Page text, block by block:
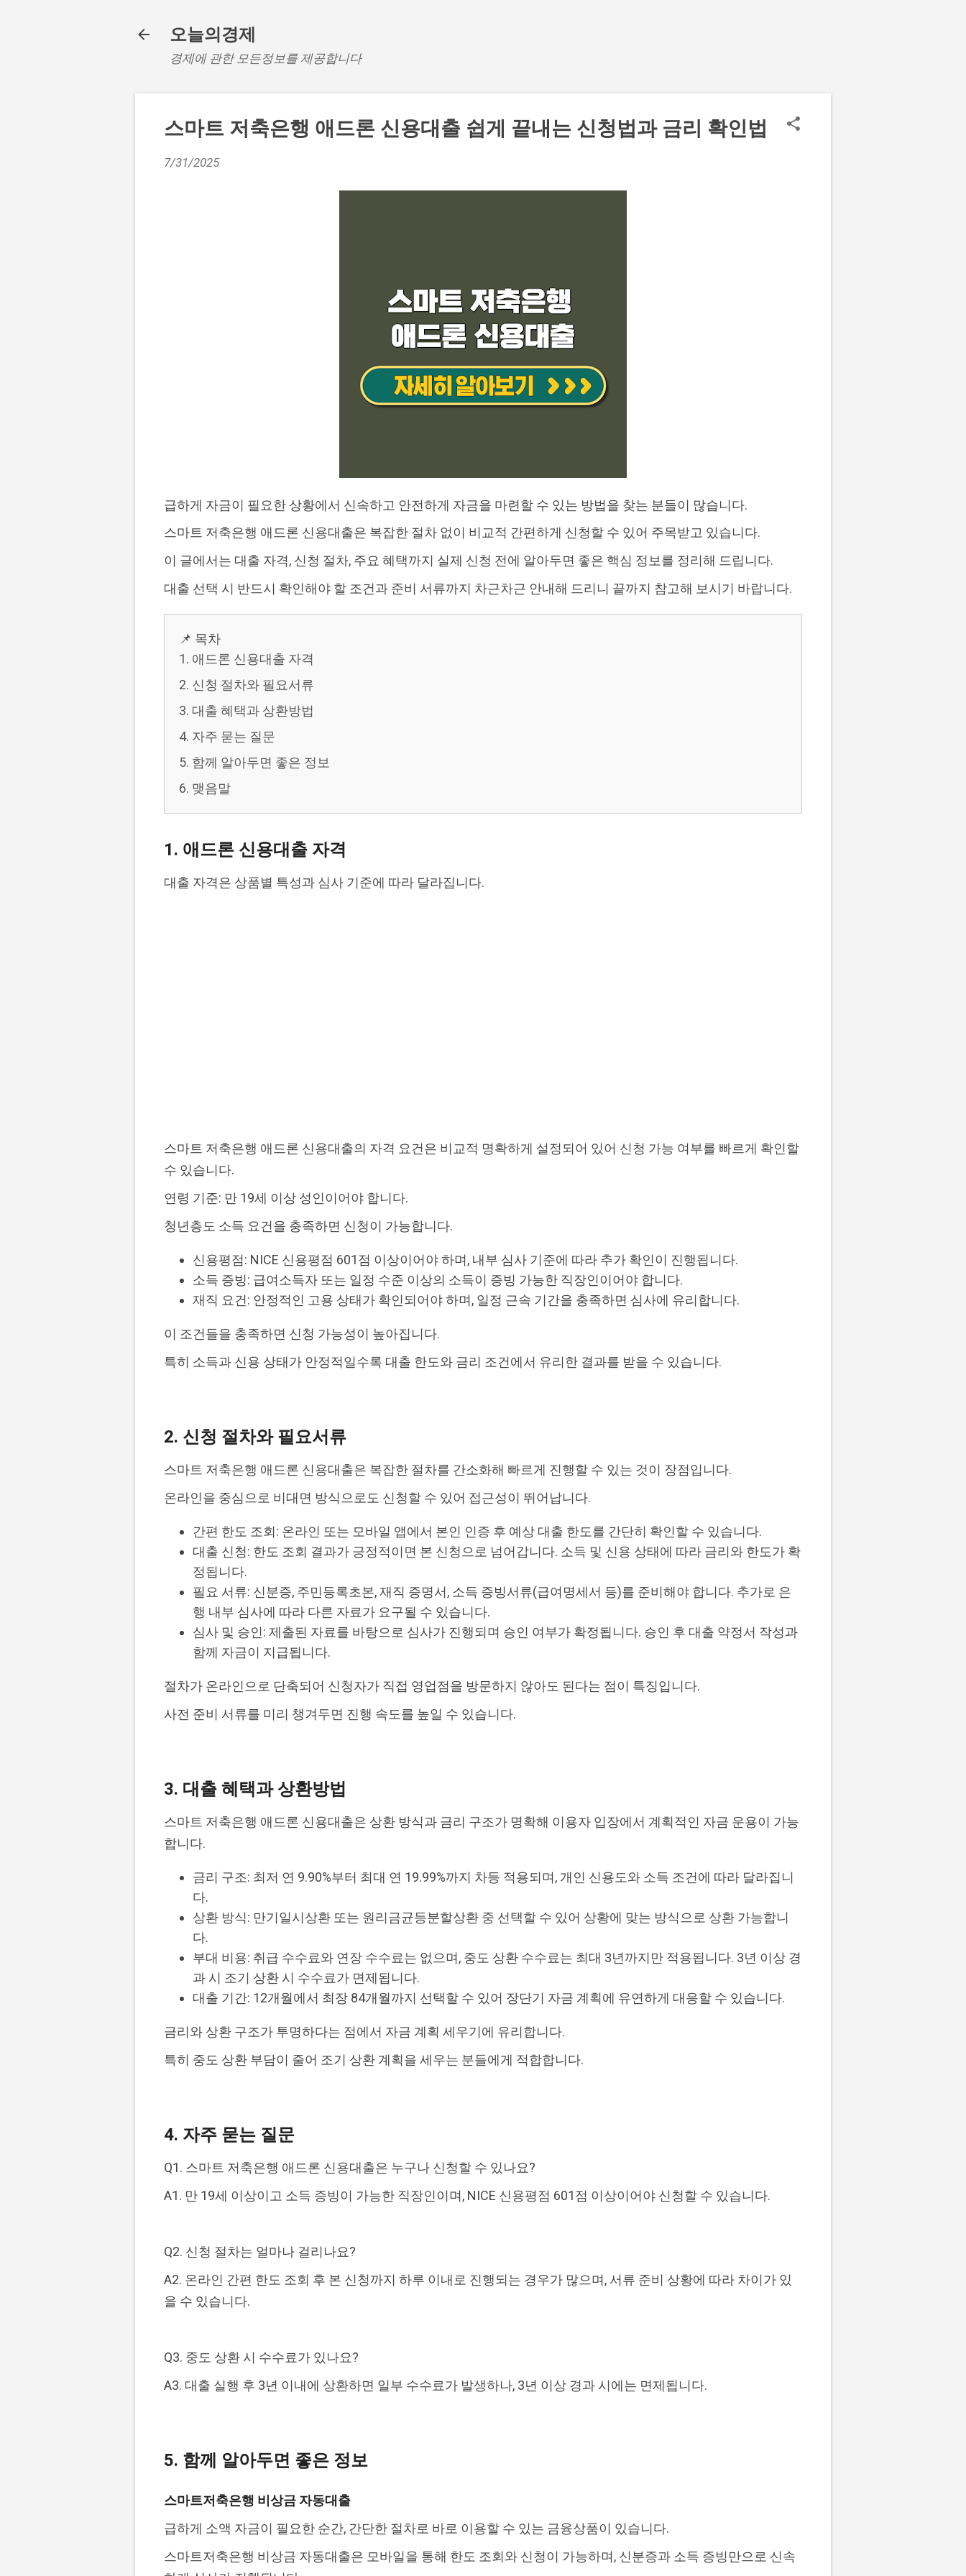
오늘의경제
경제에 관한 모든정보를 제공합니다
스마트 저축은행 애드론 신용대출 쉽게 끝내는 신청법과 금리 확인법
7/31/2025
급하게 자금이 필요한 상황에서 신속하고 안전하게 자금을 마련할 수 있는 방법을 찾는 분들이 많습니다.
스마트 저축은행 애드론 신용대출은 복잡한 절차 없이 비교적 간편하게 신청할 수 있어 주목받고 있습니다.
이 글에서는 대출 자격, 신청 절차, 주요 혜택까지 실제 신청 전에 알아두면 좋은 핵심 정보를 정리해 드립니다.
대출 선택 시 반드시 확인해야 할 조건과 준비 서류까지 차근차근 안내해 드리니 끝까지 참고해 보시기 바랍니다.
📌 목차
1. 애드론 신용대출 자격
2. 신청 절차와 필요서류
3. 대출 혜택과 상환방법
4. 자주 묻는 질문
5. 함께 알아두면 좋은 정보
6. 맺음말
1. 애드론 신용대출 자격
대출 자격은 상품별 특성과 심사 기준에 따라 달라집니다.
스마트 저축은행 애드론 신용대출의 자격 요건은 비교적 명확하게 설정되어 있어 신청 가능 여부를 빠르게 확인할
수 있습니다.
연령 기준: 만 19세 이상 성인이어야 합니다.
청년층도 소득 요건을 충족하면 신청이 가능합니다.
신용평점: NICE 신용평점 601점 이상이어야 하며, 내부 심사 기준에 따라 추가 확인이 진행됩니다.
소득 증빙: 급여소득자 또는 일정 수준 이상의 소득이 증빙 가능한 직장인이어야 합니다.
재직 요건: 안정적인 고용 상태가 확인되어야 하며, 일정 근속 기간을 충족하면 심사에 유리합니다.
이 조건들을 충족하면 신청 가능성이 높아집니다.
특히 소득과 신용 상태가 안정적일수록 대출 한도와 금리 조건에서 유리한 결과를 받을 수 있습니다.
2. 신청 절차와 필요서류
스마트 저축은행 애드론 신용대출은 복잡한 절차를 간소화해 빠르게 진행할 수 있는 것이 장점입니다.
온라인을 중심으로 비대면 방식으로도 신청할 수 있어 접근성이 뛰어납니다.
간편 한도 조회: 온라인 또는 모바일 앱에서 본인 인증 후 예상 대출 한도를 간단히 확인할 수 있습니다.
대출 신청: 한도 조회 결과가 긍정적이면 본 신청으로 넘어갑니다. 소득 및 신용 상태에 따라 금리와 한도가 확
정됩니다.
필요 서류: 신분증, 주민등록초본, 재직 증명서, 소득 증빙서류(급여명세서 등)를 준비해야 합니다. 추가로 은
행 내부 심사에 따라 다른 자료가 요구될 수 있습니다.
심사 및 승인: 제출된 자료를 바탕으로 심사가 진행되며 승인 여부가 확정됩니다. 승인 후 대출 약정서 작성과
함께 자금이 지급됩니다.
절차가 온라인으로 단축되어 신청자가 직접 영업점을 방문하지 않아도 된다는 점이 특징입니다.
사전 준비 서류를 미리 챙겨두면 진행 속도를 높일 수 있습니다.
3. 대출 혜택과 상환방법
스마트 저축은행 애드론 신용대출은 상환 방식과 금리 구조가 명확해 이용자 입장에서 계획적인 자금 운용이 가능
합니다.
금리 구조: 최저 연 9.90%부터 최대 연 19.99%까지 차등 적용되며, 개인 신용도와 소득 조건에 따라 달라집니
다.
상환 방식: 만기일시상환 또는 원리금균등분할상환 중 선택할 수 있어 상황에 맞는 방식으로 상환 가능합니
다.
부대 비용: 취급 수수료와 연장 수수료는 없으며, 중도 상환 수수료는 최대 3년까지만 적용됩니다. 3년 이상 경
과 시 조기 상환 시 수수료가 면제됩니다.
대출 기간: 12개월에서 최장 84개월까지 선택할 수 있어 장단기 자금 계획에 유연하게 대응할 수 있습니다.
금리와 상환 구조가 투명하다는 점에서 자금 계획 세우기에 유리합니다.
특히 중도 상환 부담이 줄어 조기 상환 계획을 세우는 분들에게 적합합니다.
4. 자주 묻는 질문
Q1. 스마트 저축은행 애드론 신용대출은 누구나 신청할 수 있나요?
A1. 만 19세 이상이고 소득 증빙이 가능한 직장인이며, NICE 신용평점 601점 이상이어야 신청할 수 있습니다.
Q2. 신청 절차는 얼마나 걸리나요?
A2. 온라인 간편 한도 조회 후 본 신청까지 하루 이내로 진행되는 경우가 많으며, 서류 준비 상황에 따라 차이가 있
을 수 있습니다.
Q3. 중도 상환 시 수수료가 있나요?
A3. 대출 실행 후 3년 이내에 상환하면 일부 수수료가 발생하나, 3년 이상 경과 시에는 면제됩니다.
5. 함께 알아두면 좋은 정보
스마트저축은행 비상금 자동대출
급하게 소액 자금이 필요한 순간, 간단한 절차로 바로 이용할 수 있는 금융상품이 있습니다.
스마트저축은행 비상금 자동대출은 모바일을 통해 한도 조회와 신청이 가능하며, 신분증과 소득 증빙만으로 신속